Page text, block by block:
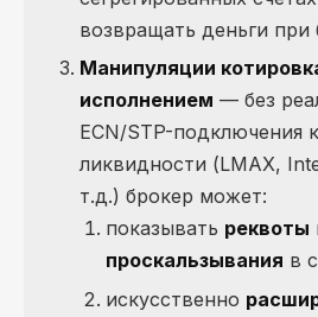
возвращать деньги при
Манипуляции
исполнением — без
ECN/STP-подключения
ликвидности (LMAX,
т.д.) брокер может:
показывать реквоты
проскальзывания в
искусственно